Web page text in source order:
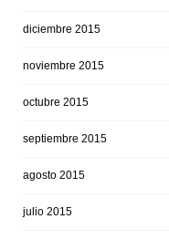
diciembre 2015
noviembre 2015
octubre 2015
septiembre 2015
agosto 2015
julio 2015